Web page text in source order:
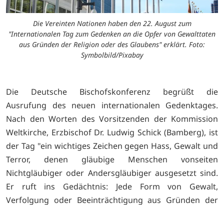
Die Vereinten Nationen haben den 22. August zum
"Internationalen Tag zum Gedenken an die Opfer von Gewalttaten
aus Gründen der Religion oder des Glaubens" erklärt. Foto:
Symbolbild/Pixabay
Die Deutsche Bischofskonferenz begrüßt die
Ausrufung des neuen internationalen Gedenktages.
Nach den Worten des Vorsitzenden der Kommission
Weltkirche, Erzbischof Dr. Ludwig Schick (Bamberg), ist
der Tag "ein wichtiges Zeichen gegen Hass, Gewalt und
Terror, denen gläubige Menschen vonseiten
Nichtgläubiger oder Andersgläubiger ausgesetzt sind.
Er ruft ins Gedächtnis: Jede Form von Gewalt,
Verfolgung oder Beeinträchtigung aus Gründen der